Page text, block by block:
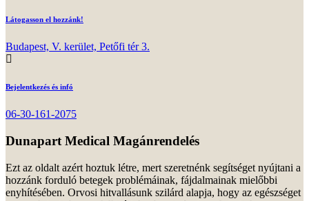
Látogasson el hozzánk!
Budapest, V. kerület, Petőfi tér 3.
Bejelentkezés és infó
06-30-161-2075
Dunapart Medical Magánrendelés
Ezt az oldalt azért hoztuk létre, mert szeretnénk segítséget nyújtani a
hozzánk forduló betegek problémáinak, fájdalmainak mielőbbi
enyhítésében. Orvosi hitvallásunk szilárd alapja, hogy az egészséget